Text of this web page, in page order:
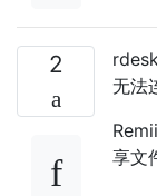
2
无法
享文